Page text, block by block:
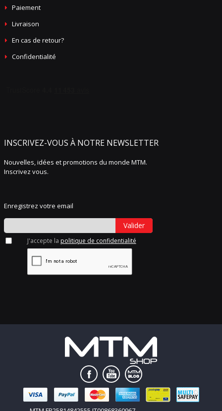
Paiement
Livraison
En cas de retour?
Confidentialité
INSCRIVEZ-VOUS À NOTRE NEWSLETTER
Nouvelles, idées et promotions du monde MTM.
Inscrivez vous.
Enregistrez votre email
Valider
J'accepte la politique de confidentialité